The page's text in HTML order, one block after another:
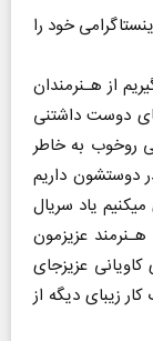
خود را
از هـنرمندان
دوست داشتنی
روخوب به خاطر
دوستشون داریم
یاد سریال
عزیزمون
عزیزجای
زیبای دیگه از